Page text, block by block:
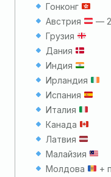
Гонконг
Австрия
—
Грузия
Дания
Индия
Ирландия
Испания
Италия
Канада
Латвия
Малайзия
Молдова
+